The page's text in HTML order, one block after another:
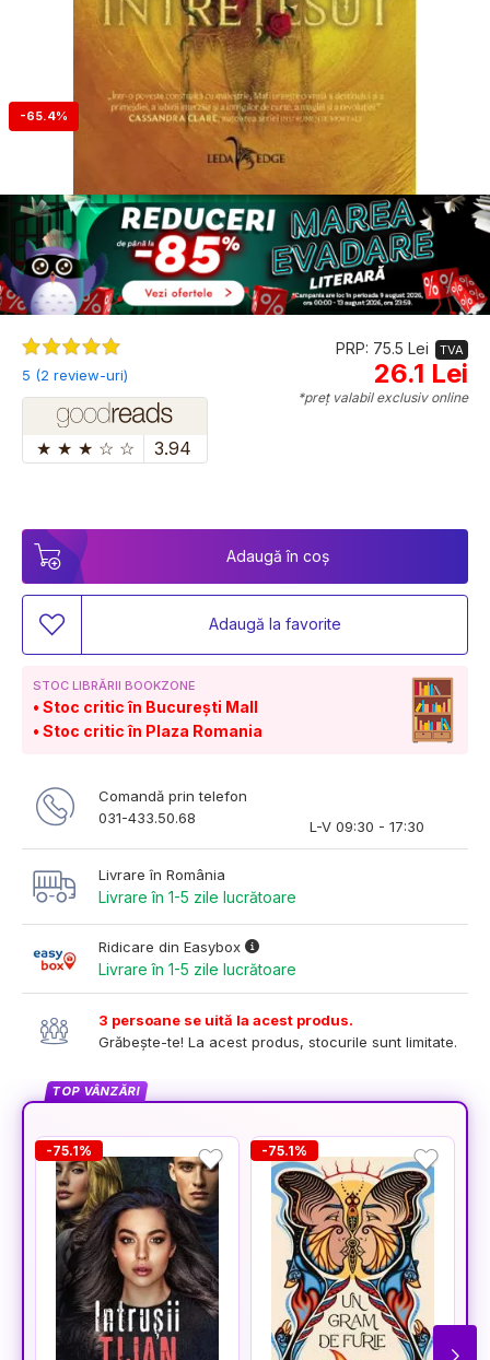
-65.4%
5 (2 review-uri)
★ ★ ★ ☆ ☆ 3.94
PRP: 75.5 Lei TVA
26.1 Lei
*preț valabil exclusiv online
Adaugă în coș
Adaugă la favorite
STOC LIBRĂRII BOOKZONE
Stoc critic în București Mall
Stoc critic în Plaza Romania
Comandă prin telefon
031-433.50.68
L-V 09:30 - 17:30
Livrare în România
Livrare în 1-5 zile lucrătoare
Ridicare din Easybox
Livrare în 1-5 zile lucrătoare
3 persoane se uită la acest produs.
Grăbește-te! La acest produs, stocurile sunt limitate.
TOP VÂNZĂRI
-75.1% -75.1%